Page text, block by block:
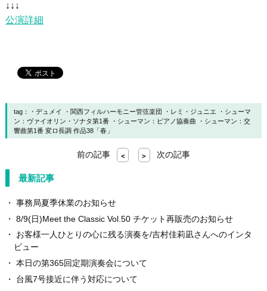
↓↓↓
公演詳細
tag： デュメイ 関西フィルハーモニー管弦楽団 レミ・ジュニエ
シューマ
ン：ヴァイオリン・ソナタ第1番
シューマン：ピアノ協奏曲
シューマン：交
響曲第1番 変ロ長調 作品38「春」
前の記事 < > 次の記事
最新記事
事務局夏季休業のお知らせ
8/9(日)Meet the Classic Vol.50 チケット再販売のお知らせ
お客様一人ひとりの心に残る演奏を/吉村佳莉凪さんへのインタ
ビュー
本日の第365回定期演奏会について
台風7号接近に伴う対応について